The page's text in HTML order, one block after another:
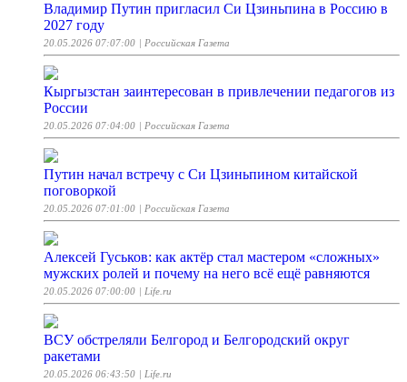
Владимир Путин пригласил Си Цзиньпина в Россию в
2027 году
20.05.2026 07:07:00 | Российская Газета
Кыргызстан заинтересован в привлечении педагогов из
России
20.05.2026 07:04:00 | Российская Газета
Путин начал встречу с Си Цзиньпином китайской
поговоркой
20.05.2026 07:01:00 | Российская Газета
Алексей Гуськов: как актёр стал мастером «сложных»
мужских ролей и почему на него всё ещё равняются
20.05.2026 07:00:00 | Life.ru
ВСУ обстреляли Белгород и Белгородский округ
ракетами
20.05.2026 06:43:50 | Life.ru